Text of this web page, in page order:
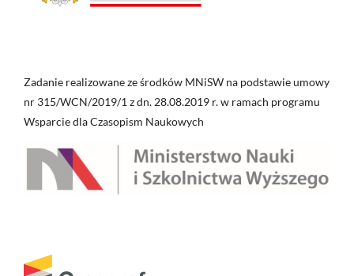
Zadanie realizowane ze środków MNiSW na podstawie umowy
nr 315/WCN/2019/1 z dn. 28.08.2019 r. w ramach programu
Wsparcie dla Czasopism Naukowych